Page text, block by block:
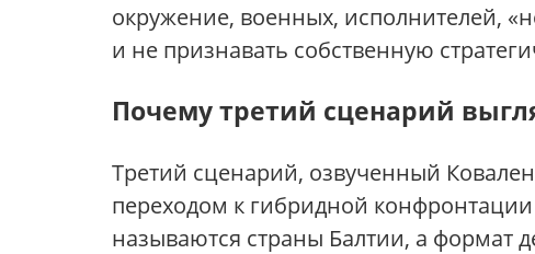
окружение, военных, исполнителей,
и не признавать собственную
Почему третий сценарий
Третий сценарий, озвученный
переходом к гибридной
называются страны Балтии, а формат